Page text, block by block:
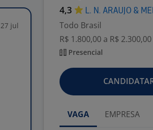
27 jul
4,3 L. N. ARAUJO &
Todo Brasil
R$ 1.800,00 a R$
Presencial
VAGA EMPRESA